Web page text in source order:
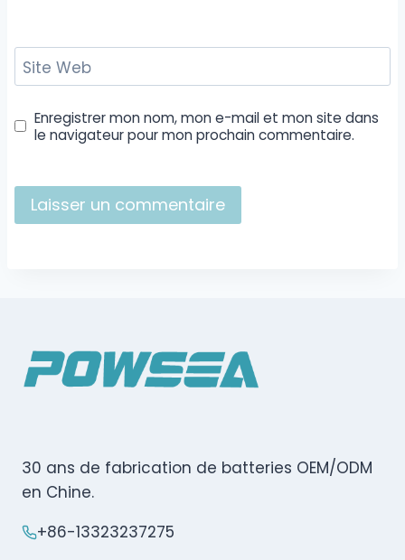
Site Web
Enregistrer mon nom, mon e-mail et mon site dans
le navigateur pour mon prochain commentaire.
30 ans de fabrication de batteries OEM/ODM
en Chine.
+86-13323237275